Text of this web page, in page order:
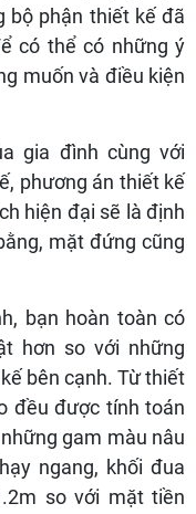
bộ phận thiết kế đã
có thể có những ý
muốn và điều kiện
gia đình cùng với
phương án thiết kế
hiện đại sẽ là định
mặt đứng cũng
bạn hoàn toàn có
hơn so với những
bên cạnh. Từ thiết
đều được tính toán
gam màu nâu
ngang, khối đua
so với mặt tiền